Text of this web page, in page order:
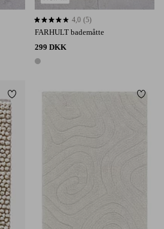
FARHULT bademåtte
299 DKK
1 farve
4,0 baseret på 5 bedømmelser
4,0 (5)
Tilføj til favoritter Tilføj